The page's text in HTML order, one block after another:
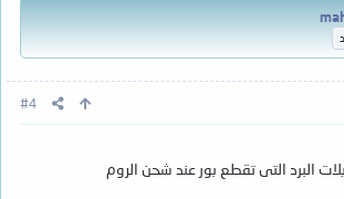
#4
البرد التى تقطع بور عند شحن الروم